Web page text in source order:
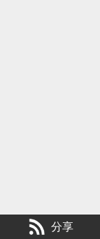
分享